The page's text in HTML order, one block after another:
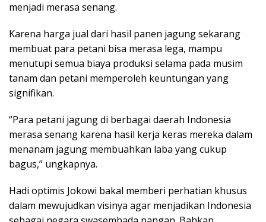
menjadi merasa senang.
Karena harga jual dari hasil panen jagung sekarang
membuat para petani bisa merasa lega, mampu
menutupi semua biaya produksi selama pada musim
tanam dan petani memperoleh keuntungan yang
signifikan.
“Para petani jagung di berbagai daerah Indonesia
merasa senang karena hasil kerja keras mereka dalam
menanam jagung membuahkan laba yang cukup
bagus,” ungkapnya.
Hadi optimis Jokowi bakal memberi perhatian khusus
dalam mewujudkan visinya agar menjadikan Indonesia